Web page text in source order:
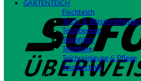
GARTENTEICH
Fischteich
Teich- & Wasserpflanzen
Teichbecken
Teichfilter
Teichfolie
Teichreinigung & Pflege
Teichtechnik
Close